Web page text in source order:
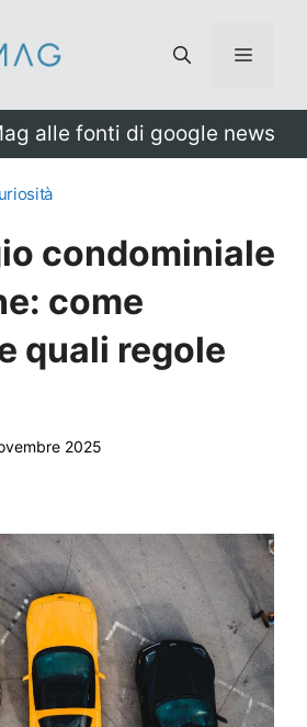
Menu
alle fonti di google news
condominiale
come
quali regole
2025